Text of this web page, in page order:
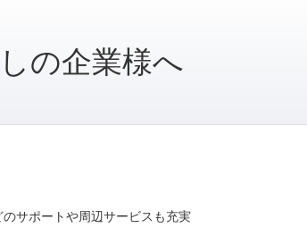
の企業様へ
サポートや周辺サービスも充実